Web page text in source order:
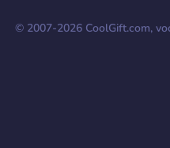
© 2007-2026 CoolGift.com,